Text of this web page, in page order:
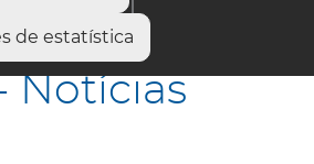
de estatística
Anadia - Notícias
Notícias